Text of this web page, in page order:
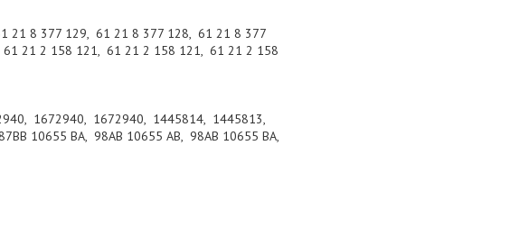
21 8 377 129, 61 21 8 377 128, 61 21 8 377
21 2 158 121, 61 21 2 158 121, 61 21 2 158
1672940, 1672940, 1445814, 1445813,
10655 BA, 98AB 10655 AB, 98AB 10655 BA,